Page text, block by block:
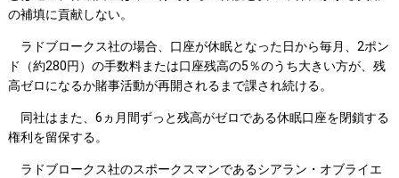
の補填に貢献しない。
ラドブロークス社の場合、口座が休眠となった日から毎月、2ポン
ド（約280円）の手数料または口座残高の5％のうち大きい方が、残
高ゼロになるか賭事活動が再開されるまで課され続ける。
同社はまた、6ヵ月間ずっと残高がゼロである休眠口座を閉鎖する
権利を留保する。
ラドブロークス社のスポークスマンであるシアラン・オブライエ